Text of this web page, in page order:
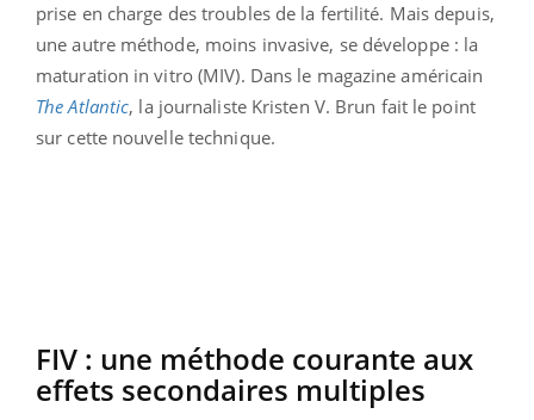
prise en charge des troubles de la fertilité. Mais depuis,
une autre méthode, moins invasive, se développe : la
maturation in vitro (MIV). Dans le magazine américain
The Atlantic, la journaliste Kristen V. Brun fait le point
sur cette nouvelle technique.
FIV : une méthode courante aux
effets secondaires multiples